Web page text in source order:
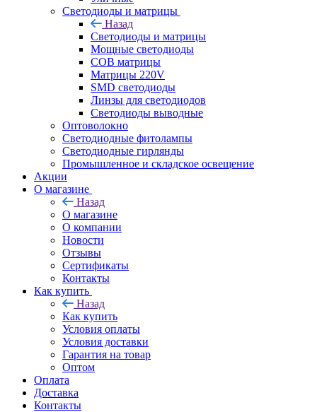
Светодиоды и матрицы
Назад
Светодиоды и матрицы
Мощные светодиоды
COB матрицы
Матрицы 220V
SMD светодиоды
Линзы для светодиодов
Светодиоды выводные
Оптоволокно
Светодиодные фитолампы
Светодиодные гирлянды
Промышленное и складское освещение
Акции
О магазине
Назад
О магазине
О компании
Новости
Отзывы
Сертификаты
Контакты
Как купить
Назад
Как купить
Условия оплаты
Условия доставки
Гарантия на товар
Оптом
Оплата
Доставка
Контакты